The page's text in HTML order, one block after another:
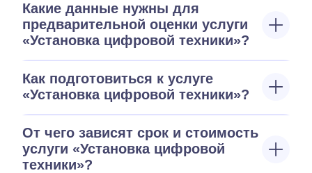
Какие данные нужны для
предварительной оценки услуги
«Установка цифровой техники»?
Как подготовиться к услуге
«Установка цифровой техники»?
От чего зависят срок и стоимость
услуги «Установка цифровой
техники»?